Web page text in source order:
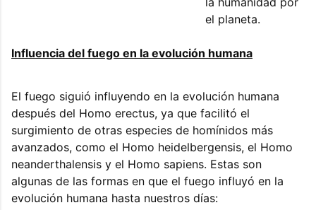
el planeta.
Influencia del fuego en la evolución humana
El fuego siguió influyendo en la evolución humana
después del Homo erectus, ya que facilitó el
surgimiento de otras especies de homínidos más
avanzados, como el Homo heidelbergensis, el Homo
neanderthalensis y el Homo sapiens. Estas son
algunas de las formas en que el fuego influyó en la
evolución humana hasta nuestros días: